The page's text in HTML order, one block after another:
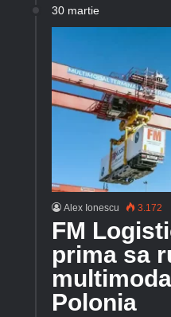
30 martie
Alex Ionescu 3.172
FM
prima sa
Polonia